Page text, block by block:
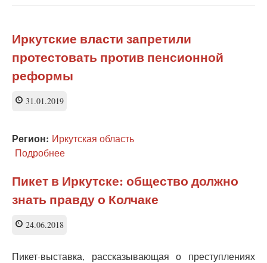
Иркутские власти запретили
протестовать против пенсионной
реформы
31.01.2019
Регион: Иркутская область
Подробнее
власти
запретили
протестовать
Пикет в Иркутске: общество должно
знать правду о Колчаке
24.06.2018
Пикет-выставка, рассказывающая о преступлениях